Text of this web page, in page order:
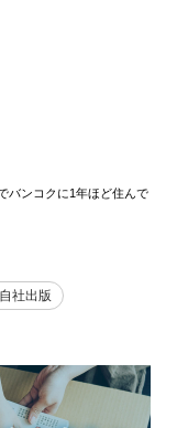
バンコクに1年ほど住んで
自社出版